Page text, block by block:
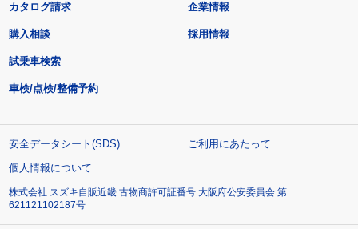
カタログ請求
購入相談
試乗車検索
車検/点検/整備予約
企業情報
採用情報
安全データシート(SDS)
ご利用にあたって
個人情報について
株式会社 スズキ自販近畿 古物商許可証番号 大阪府公安委員会 第
621121102187号